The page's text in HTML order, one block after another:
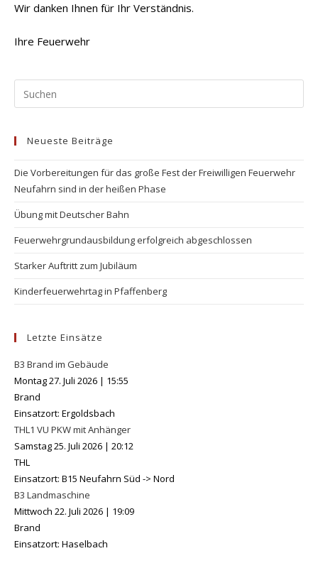
Wir danken Ihnen für Ihr Verständnis.
Ihre Feuerwehr
Neueste Beiträge
Die Vorbereitungen für das große Fest der Freiwilligen Feuerwehr
Neufahrn sind in der heißen Phase
Übung mit Deutscher Bahn
Feuerwehrgrundausbildung erfolgreich abgeschlossen
Starker Auftritt zum Jubiläum
Kinderfeuerwehrtag in Pfaffenberg
Letzte Einsätze
B3 Brand im Gebäude
Montag 27. Juli 2026 | 15:55
Brand
Einsatzort: Ergoldsbach
THL1 VU PKW mit Anhänger
Samstag 25. Juli 2026 | 20:12
THL
Einsatzort: B15 Neufahrn Süd -> Nord
B3 Landmaschine
Mittwoch 22. Juli 2026 | 19:09
Brand
Einsatzort: Haselbach